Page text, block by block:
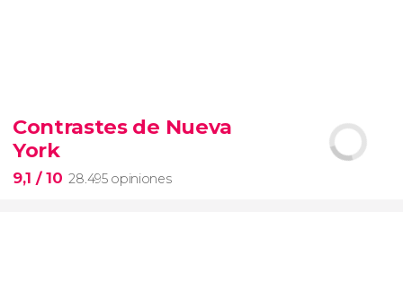
Arena de gladiadores
visita del
Coliseo Romano
el Foro y el
Contrastes de Nueva
York
9,1 / 10 28.495 opiniones